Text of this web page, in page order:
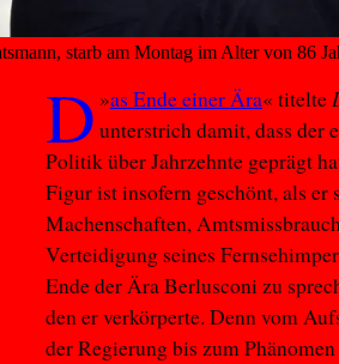
starb am Montag im Alter von 86
»
D as Ende einer Ära« titelte
unterstrich damit, dass der
Politik über Jahrzehnte geprägt
Figur ist insofern geschönt, als
Machenschaften,
Verteidigung seines
Ende der Ära Berlusconi zu
den er verkörperte. Denn vom
der Regierung bis zum